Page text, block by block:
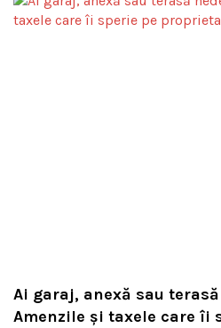
Ai garaj, anexă sau
Amenzile și taxele care îi